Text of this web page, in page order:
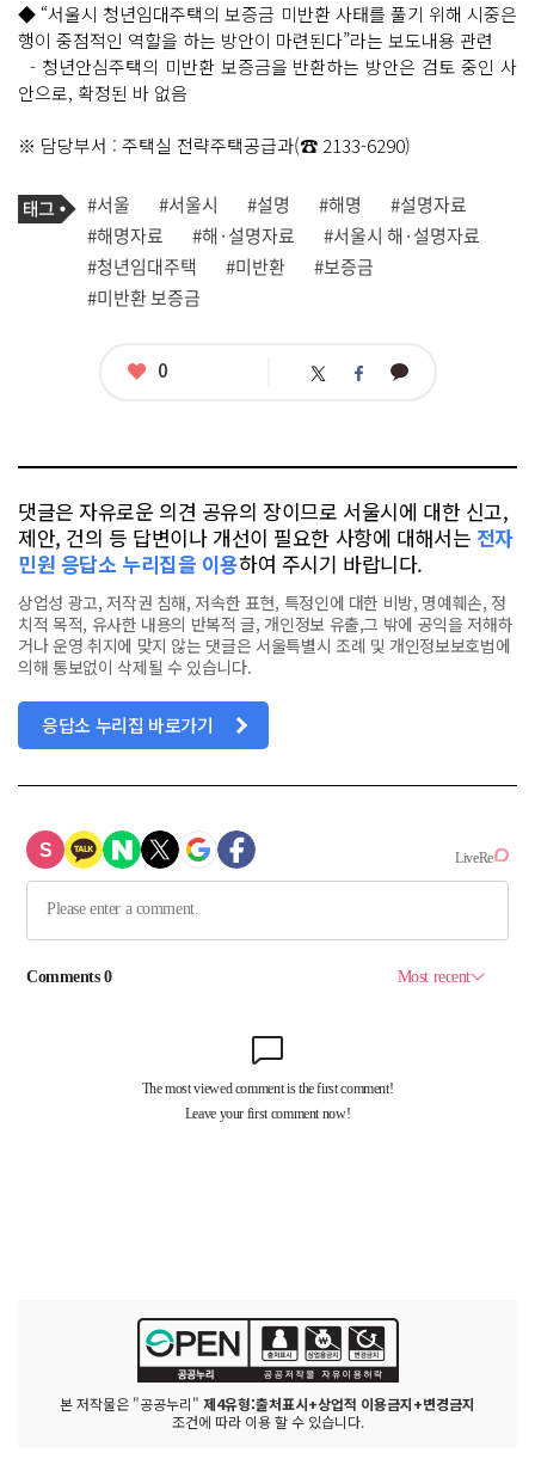
◆ “서울시 청년임대주택의 보증금 미반환 사태를 풀기 위해 시중은
행이 중점적인 역할을 하는 방안이 마련된다”라는 보도내용 관련
- 청년안심주택의 미반환 보증금을 반환하는 방안은 검토 중인 사
안으로, 확정된 바 없음
※ 담당부서 : 주택실 전략주택공급과(☎ 2133-6290)
기
사
관
련
태
그
태
그
#서울 #서울시 #설명 #해명
#설명자료
#해명자료
#해·설명자료
#서울시 해·설명자료
#청년임대주택
#미반환
#보증금
#미반환 보증금
좋
0 트 페 카
댓글은 자유로운 의견 공유의 장이므로 서울시에 대한 신고,
제안, 건의 등 답변이나 개선이 필요한 사항에 대해서는 전자
민원 응답소 누리집을 이용하여 주시기 바랍니다.
상업성 광고, 저작권 침해, 저속한 표현, 특정인에 대한 비방, 명예훼손, 정
치적 목적, 유사한 내용의 반복적 글, 개인정보 유출,그 밖에 공익을 저해하
거나 운영 취지에 맞지 않는 댓글은 서울특별시 조례 및 개인정보보호법에
의해 통보없이 삭제될 수 있습니다.
응답소 누리집 바로가기
본 저작물은 "공공누리" 제4유형:출처표시+상업적 이용금지+변경금지
조건에 따라 이용 할 수 있습니다.